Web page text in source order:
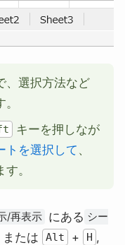
、選択方法など
キーを押しなが
トを選択して、
。
/再表示 にある シー
たは Alt + H ,